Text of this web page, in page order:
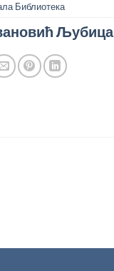
Библиотека
Љубица